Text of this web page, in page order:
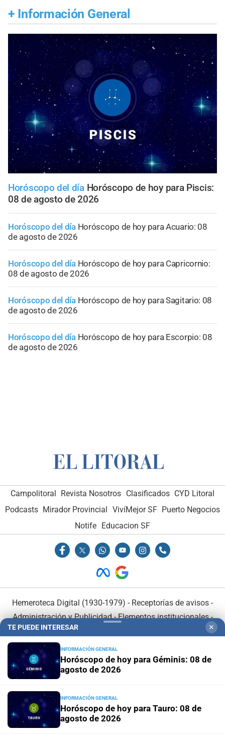
+ Información General
Horóscopo del día Horóscopo de hoy para Piscis:
08 de agosto de 2026
Horóscopo del día Horóscopo de hoy para Acuario: 08
de agosto de 2026
Horóscopo del día Horóscopo de hoy para Capricornio:
08 de agosto de 2026
Horóscopo del día Horóscopo de hoy para Sagitario: 08
de agosto de 2026
Horóscopo del día Horóscopo de hoy para Escorpio: 08
de agosto de 2026
Campolitoral Revista Nosotros Clasificados CYD Litoral
Podcasts Mirador Provincial VivíMejor SF Puerto Negocios
Notife Educacion SF
Hemeroteca Digital (1930-1979) - Receptorías de avisos -
Administración y Publicidad-Elementos institucionales-
Opcionales con El Litoral
El Litoral es miembro de:
En Asociación con:
TE PUEDE INTERESAR ✕
INFORMACIÓN GENERAL
Horóscopo de hoy para Géminis: 08 de
agosto de 2026
INFORMACIÓN GENERAL
Horóscopo de hoy para Tauro: 08 de
agosto de 2026